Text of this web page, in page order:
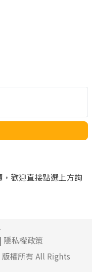
歡迎直接點選上方詢
| 隱私權政策
版權所有 All Rights